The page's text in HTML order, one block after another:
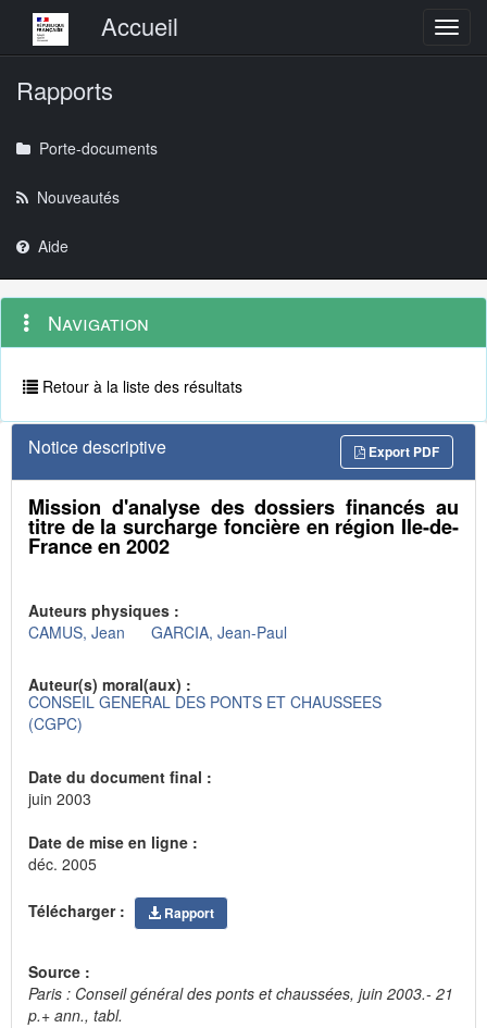
Menu principalAccueil
Rapports
Porte-documents
Nouveautés
Aide
Navigation
outils
Menu
contextuel
Navigation
Retour à la liste des résultats
Notice descriptive Export PDF
Mission d'analyse des dossiers financés au
titre de la surcharge foncière en région Ile-de-
France en 2002
Auteurs physiques :
CAMUS, Jean
GARCIA, Jean-Paul
Auteur(s) moral(aux) :
CONSEIL GENERAL DES PONTS ET CHAUSSEES
(CGPC)
Date du document final :
juin 2003
Date de mise en ligne :
déc. 2005
Télécharger : Rapport
Source :
Paris : Conseil général des ponts et chaussées, juin 2003.- 21
p.+ ann., tabl.